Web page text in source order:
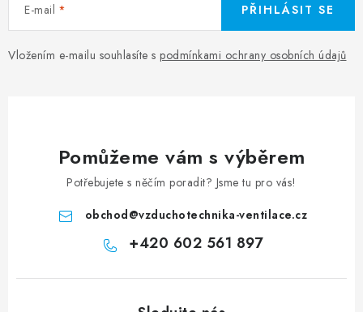
E-mail
Vložením e-mailu souhlasíte s podmínkami ochrany osobních údajů
PŘIHLÁSIT SE
Pomůžeme vám s výběrem
Potřebujete s něčím poradit? Jsme tu pro vás!
obchod@vzduchotechnika-ventilace.cz
+420 602 561 897